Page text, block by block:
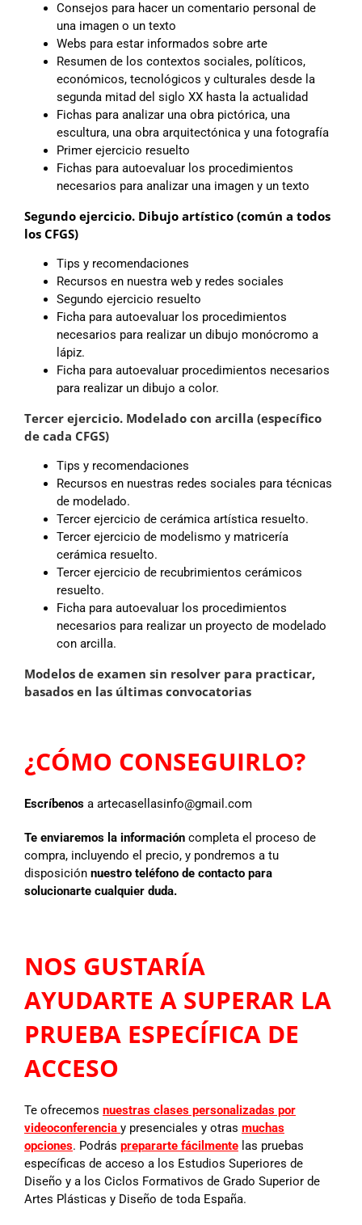
Consejos para hacer un comentario personal de
una imagen o un texto
Webs para estar informados sobre arte
Resumen de los contextos sociales, políticos,
económicos, tecnológicos y culturales desde la
segunda mitad del siglo XX hasta la actualidad
Fichas para analizar una obra pictórica, una
escultura, una obra arquitectónica y una fotografía
Primer ejercicio resuelto
Fichas para autoevaluar los procedimientos
necesarios para analizar una imagen y un texto
Segundo ejercicio. Dibujo artístico (común a todos
los CFGS)
Tips y recomendaciones
Recursos en nuestra web y redes sociales
Segundo ejercicio resuelto
Ficha para autoevaluar los procedimientos
necesarios para realizar un dibujo monócromo a
lápiz.
Ficha para autoevaluar procedimientos necesarios
para realizar un dibujo a color.
Tercer ejercicio. Modelado con arcilla (específico
de cada CFGS)
Tips y recomendaciones
Recursos en nuestras redes sociales para técnicas
de modelado.
Tercer ejercicio de cerámica artística resuelto.
Tercer ejercicio de modelismo y matricería
cerámica resuelto.
Tercer ejercicio de recubrimientos cerámicos
resuelto.
Ficha para autoevaluar los procedimientos
necesarios para realizar un proyecto de modelado
con arcilla.
Modelos de examen sin resolver para practicar,
basados en las últimas convocatorias
¿CÓMO CONSEGUIRLO?
Escríbenosa artecasellasinfo@gmail.com
Te enviaremos la informacióncompleta el proceso de
compra, incluyendo el precio, y pondremos a tu
disposición nuestro teléfono de contacto para
solucionarte cualquier duda.
NOS GUSTARÍA
AYUDARTE A SUPERAR LA
PRUEBA ESPECÍFICA DE
ACCESO
Te ofrecemos nuestras clases personalizadas por
videoconferencia y presenciales y otras muchas
opciones. Podrás prepararte fácilmentelas pruebas
específicas de acceso a los Estudios Superiores de
Diseño y a los Ciclos Formativos de Grado Superior de
Artes Plásticas y Diseño de toda España.